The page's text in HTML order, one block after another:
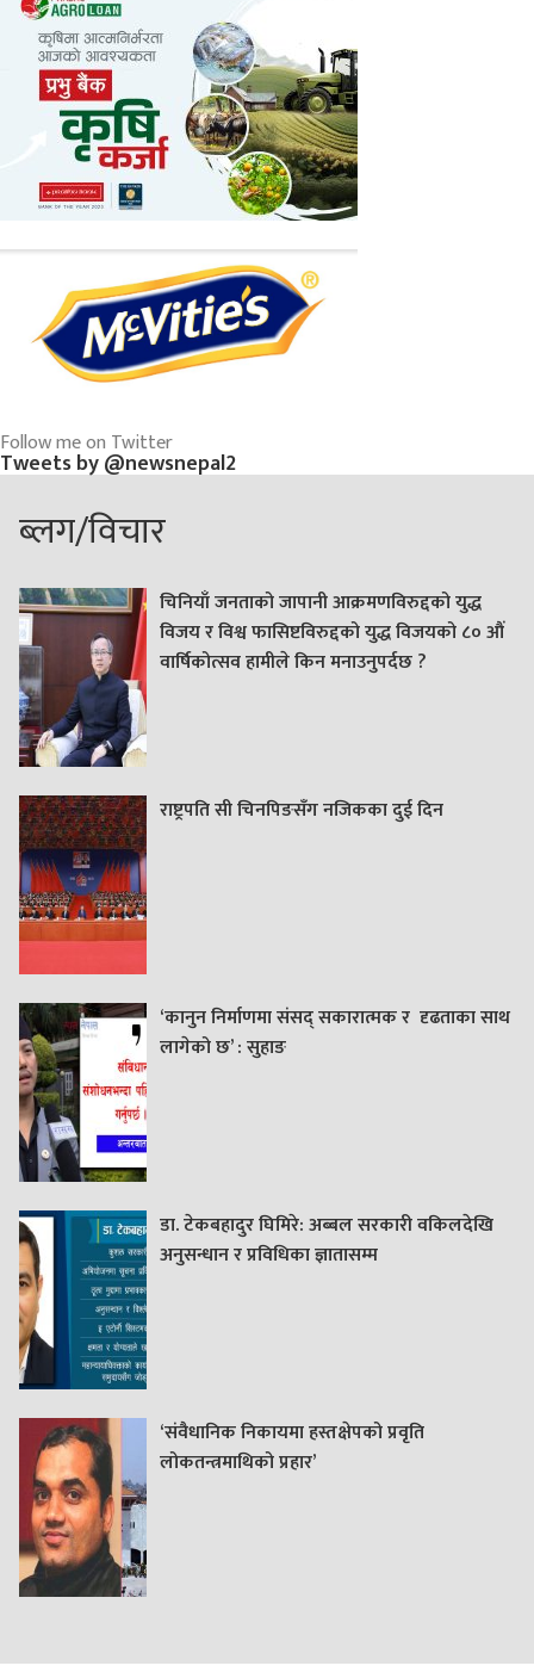
Follow me on Twitter
Tweets by @newsnepal2
ब्लग/विचार
चिनियाँ जनताको जापानी आक्रमणविरुद्दको युद्ध
विजय र विश्व फासिष्टविरुद्दको युद्ध विजयको ८० औं
वार्षिकोत्सव हामीले किन मनाउनुपर्दछ ?
राष्ट्रपति सी चिनपिङसँग नजिकका दुई दिन
‘कानुन निर्माणमा संसद् सकारात्मक र दृढताका साथ
लागेको छ’ : सुहाङ
डा. टेकबहादुर घिमिरे: अब्बल सरकारी वकिलदेखि
अनुसन्धान र प्रविधिका ज्ञातासम्म
‘संवैधानिक निकायमा हस्तक्षेपको प्रवृति
लोकतन्त्रमाथिको प्रहार’